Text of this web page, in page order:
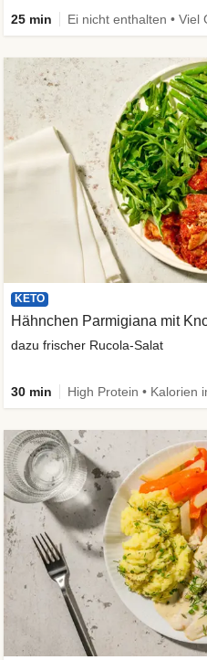
25 min
KETO
Hähnchen Parmigiana mit
dazu frischer Rucola-Salat
30 min